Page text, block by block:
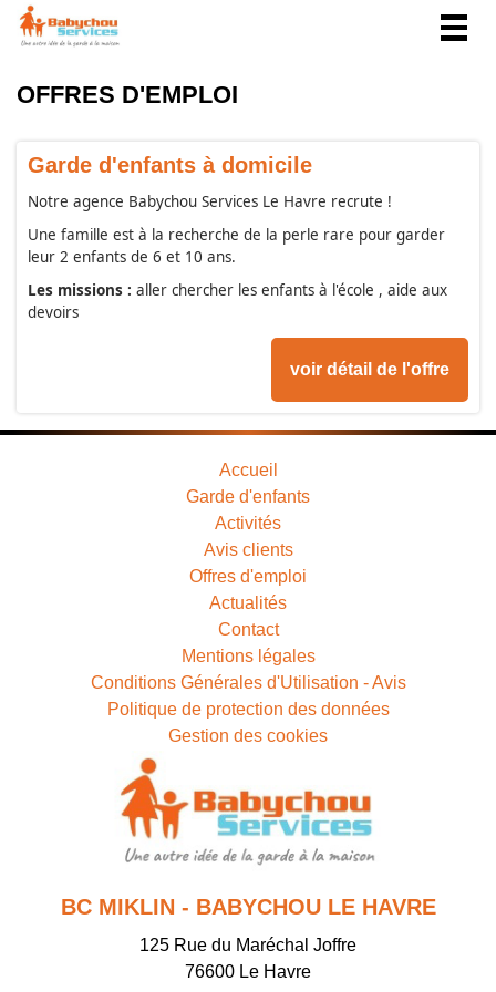
OFFRES D'EMPLOI
Garde d'enfants à domicile
Notre agence Babychou Services Le Havre recrute !
Une famille est à la recherche de la perle rare pour garder
leur 2 enfants de 6 et 10 ans.
Les missions : aller chercher les enfants à l'école , aide aux
devoirs
voir détail de l'offre
Accueil
Garde d'enfants
Activités
Avis clients
Offres d'emploi
Actualités
Contact
Mentions légales
Conditions Générales d'Utilisation - Avis
Politique de protection des données
Gestion des cookies
BC MIKLIN - BABYCHOU LE HAVRE
125 Rue du Maréchal Joffre
76600 Le Havre